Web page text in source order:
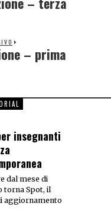
– prima
insegnanti
dal mese di
torna Spot, il
aggiornamento